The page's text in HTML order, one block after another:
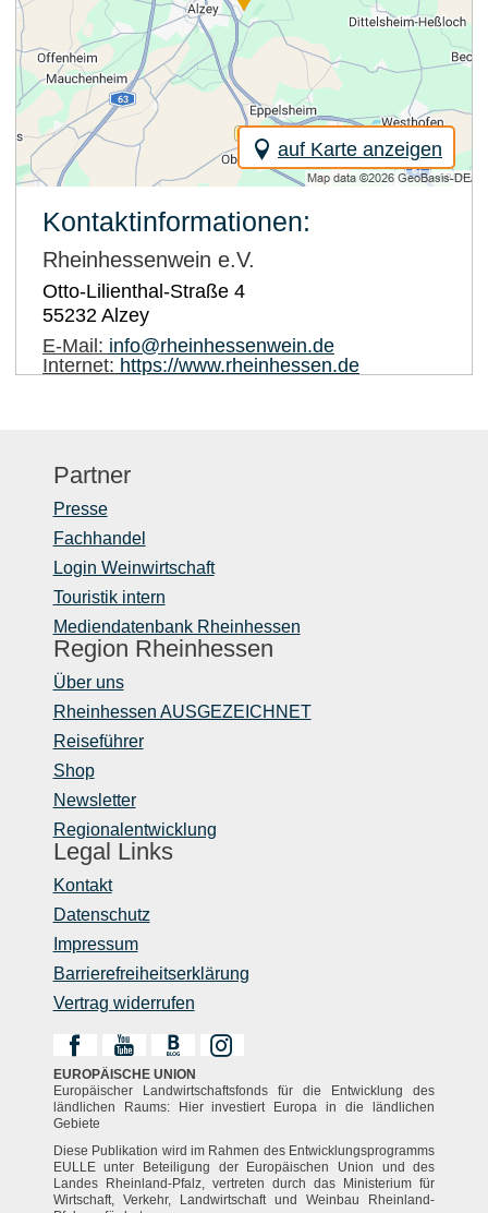
auf Karte anzeigen
Kontaktinformationen:
Rheinhessenwein e.V.
Otto-Lilienthal-Straße 4
55232 Alzey
E-Mail: info@rheinhessenwein.de
Internet: https://www.rheinhessen.de
Partner
Presse
Fachhandel
Login Weinwirtschaft
Touristik intern
Mediendatenbank Rheinhessen
Region Rheinhessen
Über uns
Rheinhessen AUSGEZEICHNET
Reiseführer
Shop
Newsletter
Regionalentwicklung
Legal Links
Kontakt
Datenschutz
Impressum
Barrierefreiheitserklärung
Vertrag widerrufen
EUROPÄISCHE UNION
Europäischer Landwirtschaftsfonds für die Entwicklung des
ländlichen Raums: Hier investiert Europa in die ländlichen
Gebiete
Diese Publikation wird im Rahmen des Entwicklungsprogramms
EULLE unter Beteiligung der Europäischen Union und des
Landes Rheinland-Pfalz, vertreten durch das Ministerium für
Wirtschaft, Verkehr, Landwirtschaft und Weinbau Rheinland-